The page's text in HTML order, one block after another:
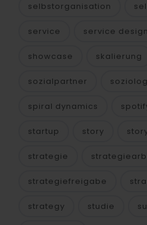
selbstorganisation
service service design
showcase skalierung
sozialpartner
spiral dynamics
startup story
strategie
strategiefreigabe
strategy studie